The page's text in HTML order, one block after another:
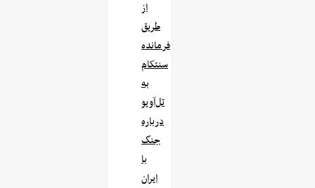
از
طریق
فرمانده
سنتکام
به
تل‌آویو
درباره
جنگ
با
ایران